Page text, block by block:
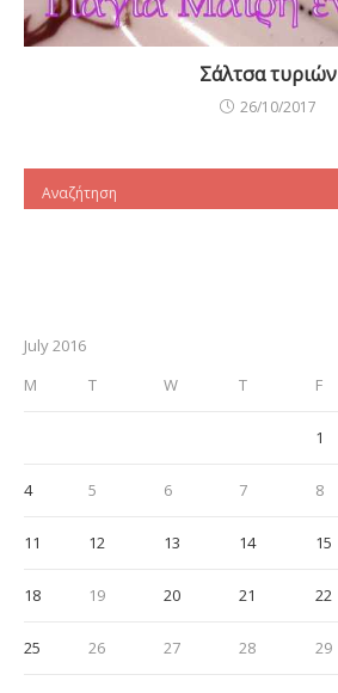
Σάλτσα τυριών
26/10/2017
July 2016
M
T W T F
1
4 5 6 7 8
11 12 13 14 15
18 19 20 21 22
25 26 27 28 29